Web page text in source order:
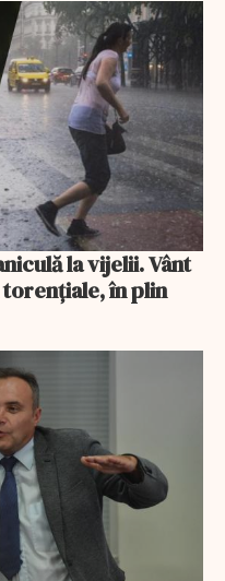
la vijelii. Vânt
torențiale, în plin